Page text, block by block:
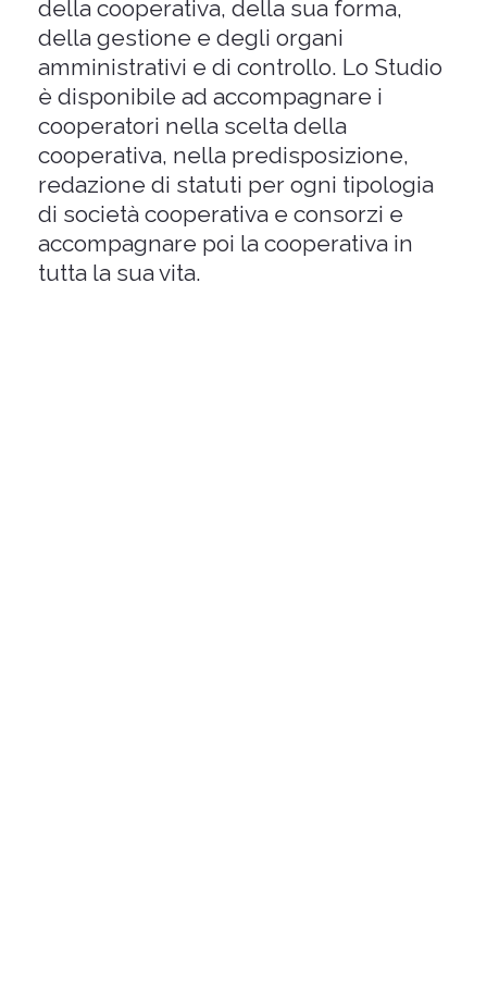
della cooperativa, della sua forma,
della gestione e degli organi
amministrativi e di controllo. Lo Studio
è disponibile ad accompagnare i
cooperatori nella scelta della
cooperativa, nella predisposizione,
redazione di statuti per ogni tipologia
di società cooperativa e consorzi e
accompagnare poi la cooperativa in
tutta la sua vita.